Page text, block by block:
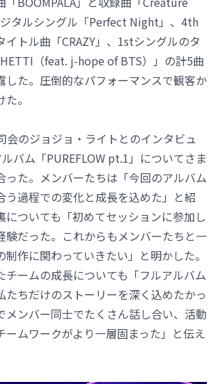
タルシングル「Perfect Night」、4th
イトル曲「CRAZY」、1stシングルのタ
（feat. j-hope of BTS）」の計5曲
した。圧倒的なパフォーマンスで観客か
。
会のジョジョ・ライトとのインタビュ
バム「PUREFLOW pt.1」についてさま
った。メンバーたちは「今回のアルバム
う過程での変化と成長を込めた」と紹
についても「初めてセッションに参加し
験だった。これからもメンバーたちと一
作に関わっていきたい」と明かした。
チームの成長についても「フルアルバム
たちだけのストーリーを深く込めたかっ
メンバー同士でたくさん話し合い、活動
ームワークがより一層固まった」と伝え